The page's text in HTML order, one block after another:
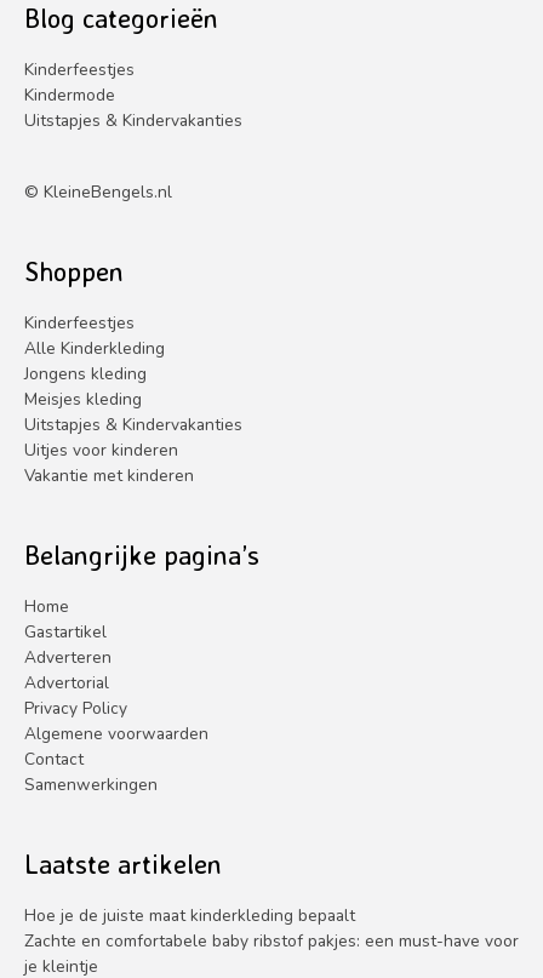
Blog categorieën
Kinderfeestjes
Kindermode
Uitstapjes & Kindervakanties
© KleineBengels.nl
Shoppen
Kinderfeestjes
Alle Kinderkleding
Jongens kleding
Meisjes kleding
Uitstapjes & Kindervakanties
Uitjes voor kinderen
Vakantie met kinderen
Belangrijke pagina’s
Home
Gastartikel
Adverteren
Advertorial
Privacy Policy
Algemene voorwaarden
Contact
Samenwerkingen
Laatste artikelen
Hoe je de juiste maat kinderkleding bepaalt
Zachte en comfortabele baby ribstof pakjes: een must-have voor
je kleintje